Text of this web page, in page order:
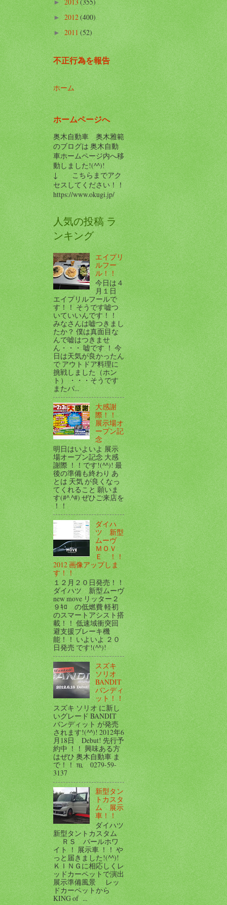
►
►2012(400)
►2011(52)
不正行為を報告
ホーム
ホームページへ
奥木自動車 奥木雅範
のブログは 奥木自動
車ホームページ内へ移
動しました!(^^)!
↓ こちらまでアク
セスしてください！！
https://www.okugi.jp/
人気の投稿 ラ
ンキング
エイプリ
ルフー
ル！！
今日は４
月１日
エイプリルフールで
す！！ そうです嘘つ
いていいんです！！
みなさんは嘘つきまし
たか？ 僕は真面目な
んで嘘はつきませ
ん・・・ 嘘です ！ 今
日は天気が良かったん
で アウトドア料理に
挑戦しました（ホン
ト） ・・・そうです
またパ...
大感謝
際！！
展示場オ
ープン記
念
明日はいよいよ 展示
場オープン記念 大感
謝際 ！！です!(^^)! 最
後の準備も終わり あ
とは 天気 が良くなっ
てくれること 願いま
す(#^.^#) ぜひご来店を
！！
ダイハ
ツ 新型
ムーヴ
ＭＯＶ
Ｅ ！！
2012 画像アップしま
す！！
１２月２０日発売！！
ダイハツ 新型ムーヴ
new move リッター２
９ｷﾛ の低燃費 軽初
のスマートアシスト搭
載！！ 低速域衝突回
避支援ブレーキ機
能！！ いよいよ ２０
日発売 です!(^^)!
スズキ
ソリオ
BANDIT
バンディ
ット！！
スズキ ソリオ に新し
いグレード BANDIT
バンディット が発売
されます!(^^)! 2012年6
月18日 Debut! 先行予
約中 ！！ 興味ある方
はぜひ 奥木自動車 ま
で！！ ℡ 0279-59-
3137
新型タン
トカスタ
ム 展示
車！！
ダイハツ
新型タントカスタム
ＲＳ パールホワ
イト ！ 展示車 ！！ や
っと届きました!(^^)!
ＫＩＮＧに相応しくレ
ッドカーペットで演出
展示準備風景 レッ
ドカーペットから
KING of ...